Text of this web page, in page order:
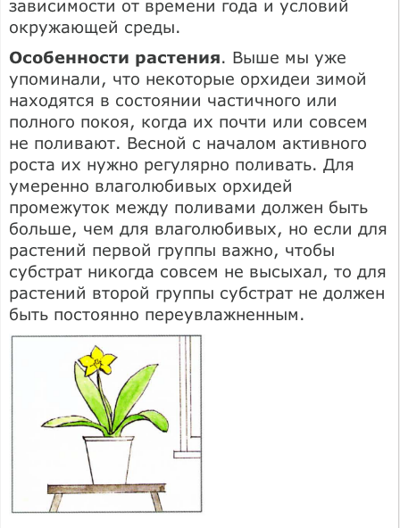
зависимости от времени года и условий
окружающей среды.
Особенности растения. Выше мы уже
упоминали, что некоторые орхидеи зимой
находятся в состоянии частичного или
полного покоя, когда их почти или совсем
не поливают. Весной с началом активного
роста их нужно регулярно поливать. Для
умеренно влаголюбивых орхидей
промежуток между поливами должен быть
больше, чем для влаголюбивых, но если для
растений первой группы важно, чтобы
субстрат никогда совсем не высыхал, то для
растений второй группы субстрат не должен
быть постоянно переувлажненным.